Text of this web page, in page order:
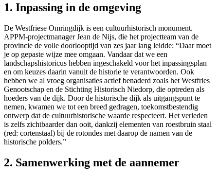
1. Inpassing in de omgeving
De Westfriese Omringdijk is een cultuurhistorisch monument.
APPM-projectmanager Jean de Nijs, die het projectteam van de
provincie de volle doorlooptijd van zes jaar lang leidde: “Daar moet
je op gepaste wijze mee omgaan. Vandaar dat we een
landschapshistoricus hebben ingeschakeld voor het inpassingsplan
en om keuzes daarin vanuit de historie te verantwoorden. Ook
hebben we al vroeg organisaties actief benaderd zoals het Westfries
Genootschap en de Stichting Historisch Niedorp, die optreden als
hoeders van de dijk. Door de historische dijk als uitgangspunt te
nemen, kwamen we tot een breed gedragen, toekomstbestendig
ontwerp dat de cultuurhistorische waarde respecteert. Het verleden
is zelfs zichtbaarder dan ooit, dankzij elementen van roestbruin staal
(red: cortenstaal) bij de rotondes met daarop de namen van de
historische polders.”
2. Samenwerking met de aannemer